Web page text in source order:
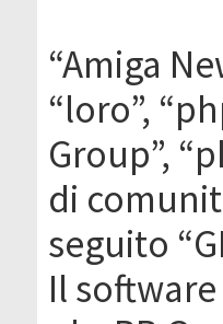
“Amiga
“loro”,
Group”,
di
seguito
Il